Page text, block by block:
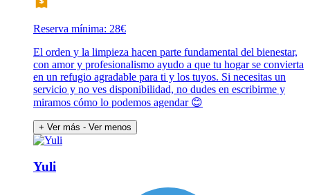
Reserva mínima: 28€
El orden y la limpieza hacen parte fundamental del bienestar,
con amor y profesionalismo ayudo a que tu hogar se convierta
en un refugio agradable para ti y los tuyos. Si necesitas un
servicio y no ves disponibilidad, no dudes en escribirme y
miramos cómo lo podemos agendar 😊
+ Ver más - Ver menos
Yuli